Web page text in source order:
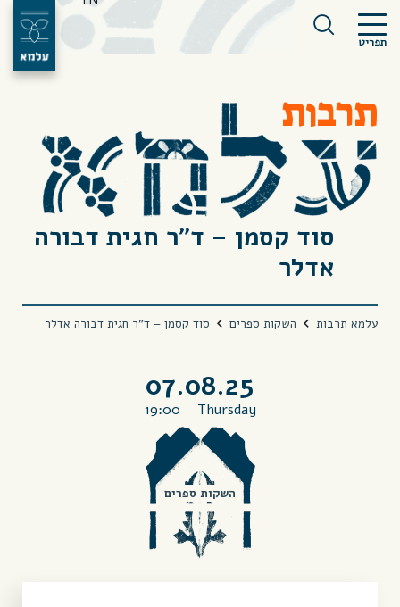
תפריט
תרבות
סוד קסמן – ד”ר חגית דבורה
אדלר
עלמא תרבות השקות ספרים סוד קסמן – ד”ר חגית דבורה אדלר
07.08.25
Thursday
19:00
השקות ספרים